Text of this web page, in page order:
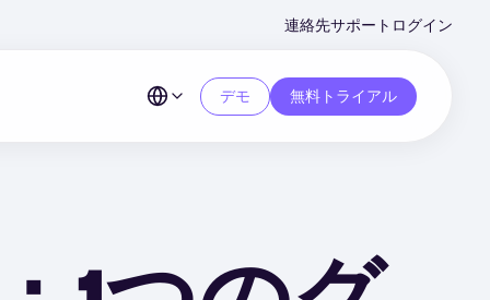
Menu
連絡先サポート ログイン
デモ 無料トライアル